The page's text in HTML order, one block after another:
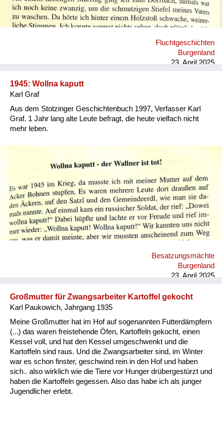
Fluchtgeschichten
Burgenland
23. April 2025
1945: Wollna kaputt
Karl Graf
Aus dem Stotzinger Geschichtenbuch 1997, Verfasser Karl
Graf. 1 Jahr lang alte Leute befragt, die heute vielfach nicht
mehr leben.
Besatzungsmächte
Burgenland
23. April 2025
Großmutter für Zwangsarbeiter Kartoffel gekocht
Karl Paukowich, Jahrgang 1935
Meine Großmutter hat im Hof auf sogenannten Futterdämpfern
(...) das waren freistehende Öfen, Kartoffeln gekocht, einen
Kessel voll, und hat den Kessel umgeschwenkt und die
Kartoffeln sind raus. Und die Zwangsarbeiter sind, im Winter
war es schon finster, geschwind rein in den Hof und haben
sich.. also wirklich wie die Tiere vor Hunger drübergestürzt und
haben die Kartoffeln gegessen. Also das habe ich als junger
Jugendlicher erlebt.